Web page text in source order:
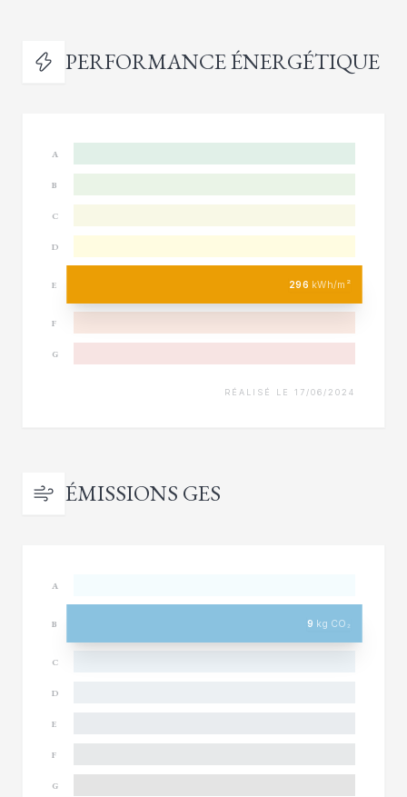
PERFORMANCE ÉNERGÉTIQUE
A
B
C
D
E 296 kWh/m²
F
G
RÉALISÉ LE 17/06/2024
ÉMISSIONS GES
A
B 9 kg CO₂
C
D
E
F
G